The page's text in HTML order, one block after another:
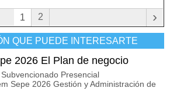
1 2 ›
QUE PUEDE INTERESARTE
2026 El Plan de negocio
Presencial
Sepe 2026 Gestión y Administración de